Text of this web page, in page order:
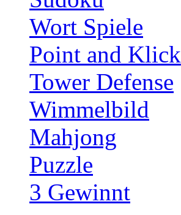
Wort Spiele
Point and Klick
Tower Defense
Wimmelbild
Mahjong
Puzzle
3 Gewinnt